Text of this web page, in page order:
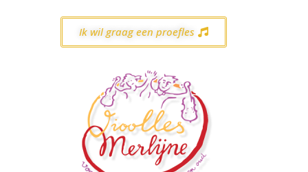
Ik wil graag een proefles